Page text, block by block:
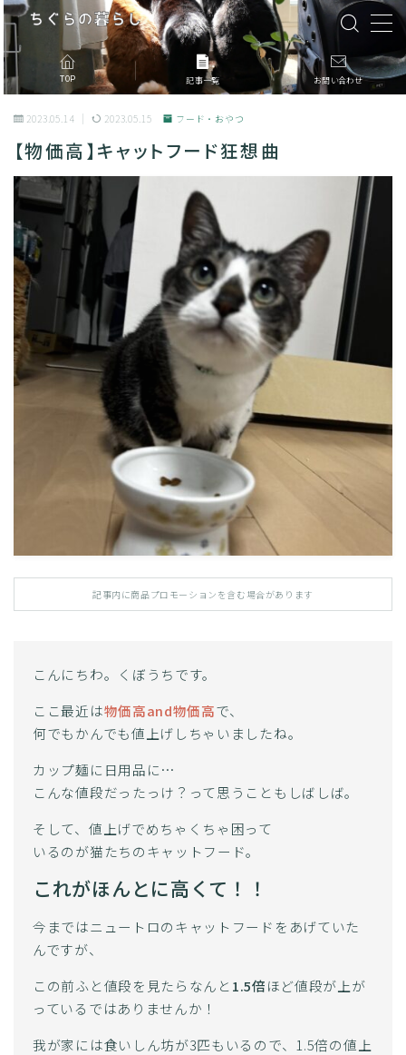
MENU
記事一覧
このブログについて
お問合せ
TOP 記事一覧 お問い合わせ
2023.05.14 2023.05.15 フード・おやつ
【物価高】キャットフード狂想曲
記事内に商品プロモーションを含む場合があります
こんにちわ。くぼうちです。
ここ最近は物価高and物価高で、
何でもかんでも値上げしちゃいましたね。
カップ麺に日用品に…
こんな値段だったっけ？って思うこともしばしば。
そして、値上げでめちゃくちゃ困って
いるのが猫たちのキャットフード。
これがほんとに高くて！！
今まではニュートロのキャットフードをあげていた
んですが、
この前ふと値段を見たらなんと 1.5倍ほど値段が上が
っているではありませんか！
我が家には食いしん坊が3匹もいるので、1.5倍の値上